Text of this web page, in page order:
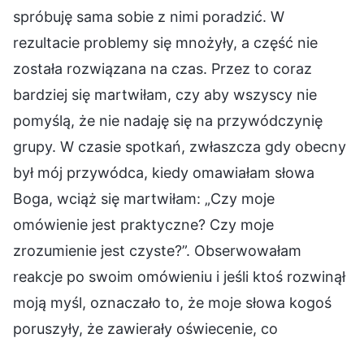
spróbuję sama sobie z nimi poradzić. W
rezultacie problemy się mnożyły, a część nie
została rozwiązana na czas. Przez to coraz
bardziej się martwiłam, czy aby wszyscy nie
pomyślą, że nie nadaję się na przywódczynię
grupy. W czasie spotkań, zwłaszcza gdy obecny
był mój przywódca, kiedy omawiałam słowa
Boga, wciąż się martwiłam: „Czy moje
omówienie jest praktyczne? Czy moje
zrozumienie jest czyste?”. Obserwowałam
reakcje po swoim omówieniu i jeśli ktoś rozwinął
moją myśl, oznaczało to, że moje słowa kogoś
poruszyły, że zawierały oświecenie, co